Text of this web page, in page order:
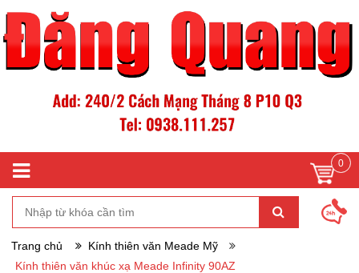
0
Trang chủ
Kính thiên văn Meade Mỹ
Kính thiên văn khúc xạ Meade Infinity 90AZ